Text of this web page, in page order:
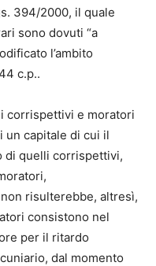
394/2000, il quale
sono dovuti “a
l’ambito
c.p..
corrispettivi e moratori
un capitale di cui il
di quelli corrispettivi,
risulterebbe, altresì,
consistono nel
per il ritardo
dal momento